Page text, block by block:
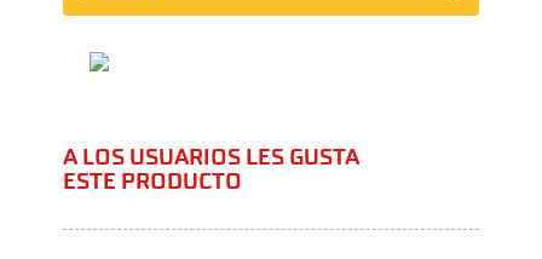
A LOS USUARIOS LES GUSTA
ESTE PRODUCTO